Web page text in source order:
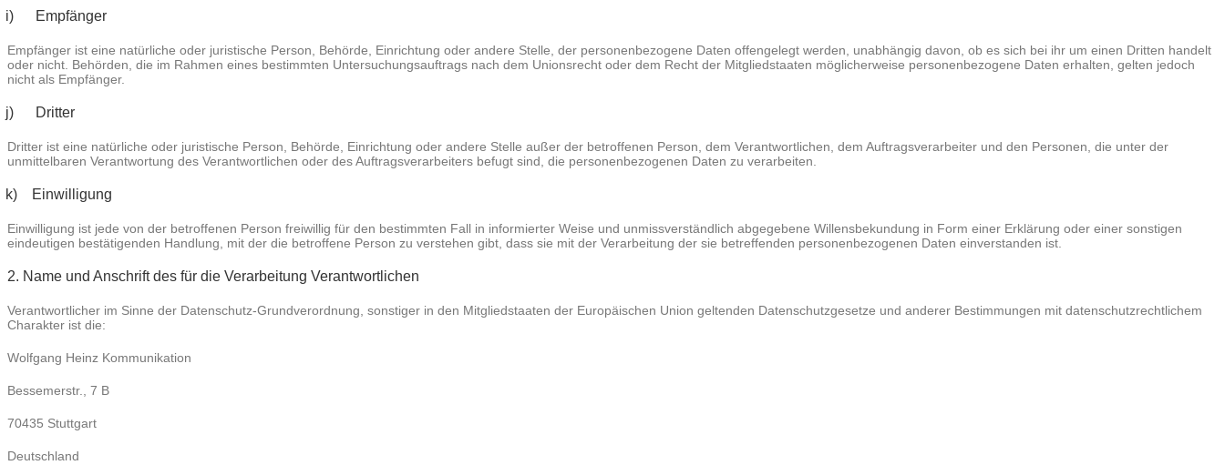
i) Empfänger
Empfänger ist eine natürliche oder juristische Person, Behörde, Einrichtung oder andere Stelle, der personenbezogene Daten offengelegt werden, unabhängig davon, ob es sich bei ihr um einen Dritten handelt
oder nicht. Behörden, die im Rahmen eines bestimmten Untersuchungsauftrags nach dem Unionsrecht oder dem Recht der Mitgliedstaaten möglicherweise personenbezogene Daten erhalten, gelten jedoch
nicht als Empfänger.
j) Dritter
Dritter ist eine natürliche oder juristische Person, Behörde, Einrichtung oder andere Stelle außer der betroffenen Person, dem Verantwortlichen, dem Auftragsverarbeiter und den Personen, die unter der
unmittelbaren Verantwortung des Verantwortlichen oder des Auftragsverarbeiters befugt sind, die personenbezogenen Daten zu verarbeiten.
k) Einwilligung
Einwilligung ist jede von der betroffenen Person freiwillig für den bestimmten Fall in informierter Weise und unmissverständlich abgegebene Willensbekundung in Form einer Erklärung oder einer sonstigen
eindeutigen bestätigenden Handlung, mit der die betroffene Person zu verstehen gibt, dass sie mit der Verarbeitung der sie betreffenden personenbezogenen Daten einverstanden ist.
2. Name und Anschrift des für die Verarbeitung Verantwortlichen
Verantwortlicher im Sinne der Datenschutz-Grundverordnung, sonstiger in den Mitgliedstaaten der Europäischen Union geltenden Datenschutzgesetze und anderer Bestimmungen mit datenschutzrechtlichem
Charakter ist die:
Wolfgang Heinz Kommunikation
Bessemerstr., 7 B
70435 Stuttgart
Deutschland